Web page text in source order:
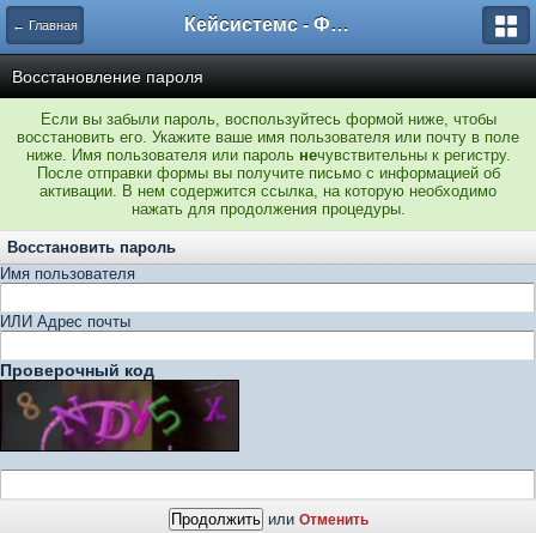
← Главная Кейсистемс - Форумы
Восстановление пароля
Если вы забыли пароль, воспользуйтесь формой ниже, чтобы
восстановить его. Укажите ваше имя пользователя или почту в поле
ниже. Имя пользователя или пароль нечувствительны к регистру.
После отправки формы вы получите письмо с информацией об
активации. В нем содержится ссылка, на которую необходимо
нажать для продолжения процедуры.
Восстановить пароль
Имя пользователя
ИЛИ Адрес почты
Проверочный код
или Отменить